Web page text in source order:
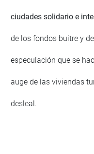
ciudades solidario e
de los fondos buitre y
especulación que se
auge de las viviendas
desleal.